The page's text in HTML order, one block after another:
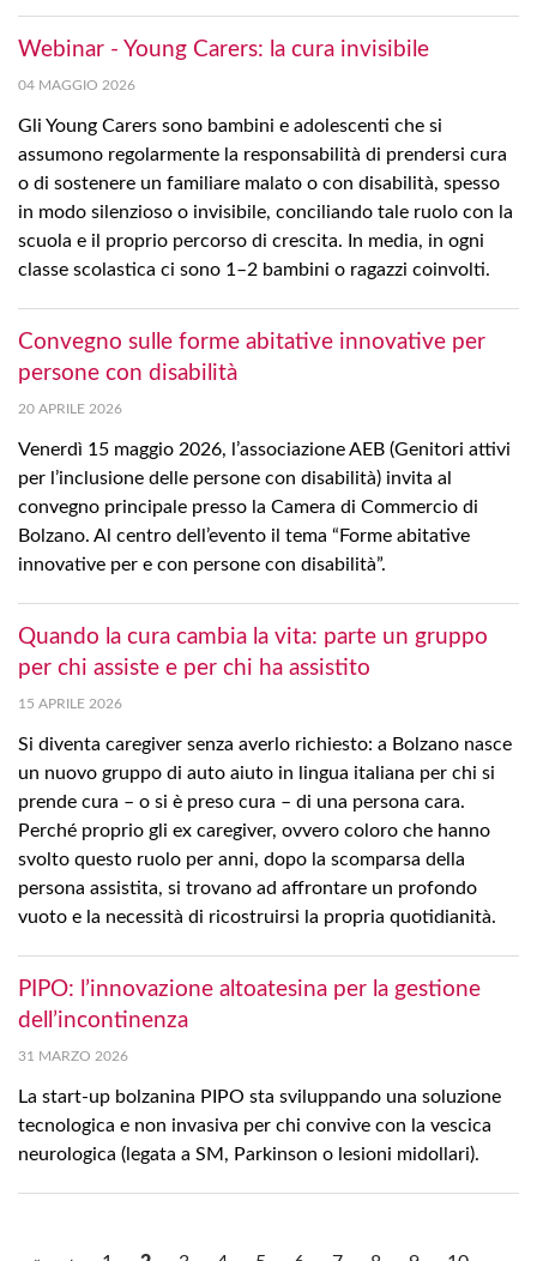
Webinar - Young Carers: la cura invisibile
04 MAGGIO 2026
Gli Young Carers sono bambini e adolescenti che si
assumono regolarmente la responsabilità di prendersi cura
o di sostenere un familiare malato o con disabilità, spesso
in modo silenzioso o invisibile, conciliando tale ruolo con la
scuola e il proprio percorso di crescita. In media, in ogni
classe scolastica ci sono 1–2 bambini o ragazzi coinvolti.
Convegno sulle forme abitative innovative per
persone con disabilità
20 APRILE 2026
Venerdì 15 maggio 2026, l’associazione AEB (Genitori attivi
per l’inclusione delle persone con disabilità) invita al
convegno principale presso la Camera di Commercio di
Bolzano. Al centro dell’evento il tema “Forme abitative
innovative per e con persone con disabilità”.
Quando la cura cambia la vita: parte un gruppo
per chi assiste e per chi ha assistito
15 APRILE 2026
Si diventa caregiver senza averlo richiesto: a Bolzano nasce
un nuovo gruppo di auto aiuto in lingua italiana per chi si
prende cura – o si è preso cura – di una persona cara.
Perché proprio gli ex caregiver, ovvero coloro che hanno
svolto questo ruolo per anni, dopo la scomparsa della
persona assistita, si trovano ad affrontare un profondo
vuoto e la necessità di ricostruirsi la propria quotidianità.
PIPO: l’innovazione altoatesina per la gestione
dell’incontinenza
31 MARZO 2026
La start-up bolzanina PIPO sta sviluppando una soluzione
tecnologica e non invasiva per chi convive con la vescica
neurologica (legata a SM, Parkinson o lesioni midollari).